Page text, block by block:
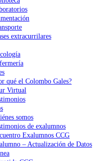
extracurrilares
qué el Colombo Gales?
Virtual
somos
de exalumnos
Exalumnos CCG
– Actualización de Datos